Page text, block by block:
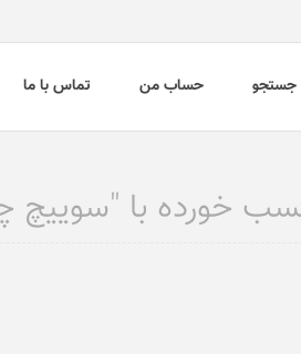
جستجو حساب من تماس با ما
خورده با "سوییچ